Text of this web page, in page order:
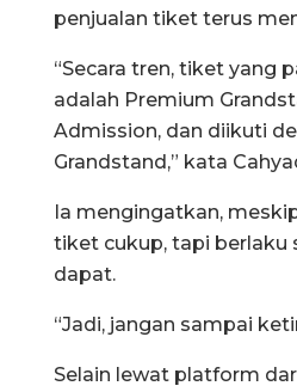
penjualan tiket terus
“Secara tren, tiket yang
adalah Premium
Admission, dan diikuti
Grandstand,” kata
Ia mengingatkan,
tiket cukup, tapi berlaku
dapat.
“Jadi, jangan sampai
Selain lewat platform